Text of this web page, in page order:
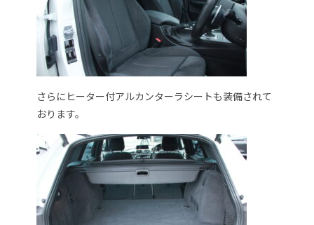
さらにヒーター付アルカンターラシートも装備されて
おります。